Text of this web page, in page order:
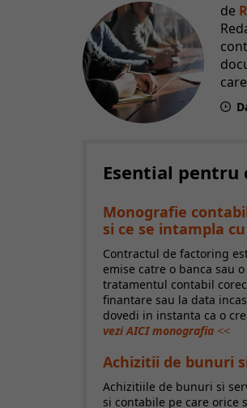
de
Esential
Monografie
si ce se intampla
Contractul de factoring
emise catre o banca sau
tratamentul contabil
finantare sau la data
dovedi in instanta ca o
vezi AICI monografia <<
Achizitii de bunuri
Achizitiile de bunuri si
si contabile pe care orice